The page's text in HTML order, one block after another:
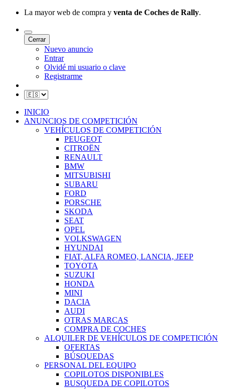
La mayor web de compra y venta de Coches de Rally.
Cerrar
Nuevo anuncio
Entrar
Olvidé mi usuario o clave
Registrarme
INICIO
ANUNCIOS DE COMPETICIÓN
VEHÍCULOS DE COMPETICIÓN
PEUGEOT
CITROËN
RENAULT
BMW
MITSUBISHI
SUBARU
FORD
PORSCHE
SKODA
SEAT
OPEL
VOLKSWAGEN
HYUNDAI
FIAT, ALFA ROMEO, LANCIA, JEEP
TOYOTA
SUZUKI
HONDA
MINI
DACIA
AUDI
OTRAS MARCAS
COMPRA DE COCHES
ALQUILER DE VEHÍCULOS DE COMPETICIÓN
OFERTAS
BÚSQUEDAS
PERSONAL DEL EQUIPO
COPILOTOS DISPONIBLES
BUSQUEDA DE COPILOTOS